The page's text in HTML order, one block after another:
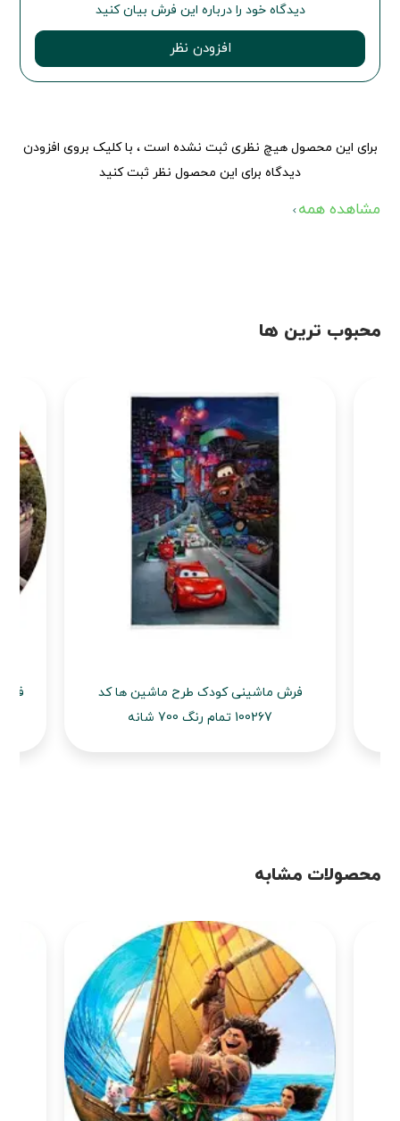
دیدگاه خود را درباره این فرش بیان کنید
افزودن نظر
برای این محصول هیچ نظری ثبت نشده است ، با کلیک بروی افزودن
دیدگاه برای این محصول نظر ثبت کنید
مشاهده همه
محبوب ترین ها
فرش ماشینی کودک طرح ماشین ها کد
100267 تمام رنگ 700 شانه
محصولات مشابه